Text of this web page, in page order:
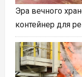
Эра вечного
контейнер для